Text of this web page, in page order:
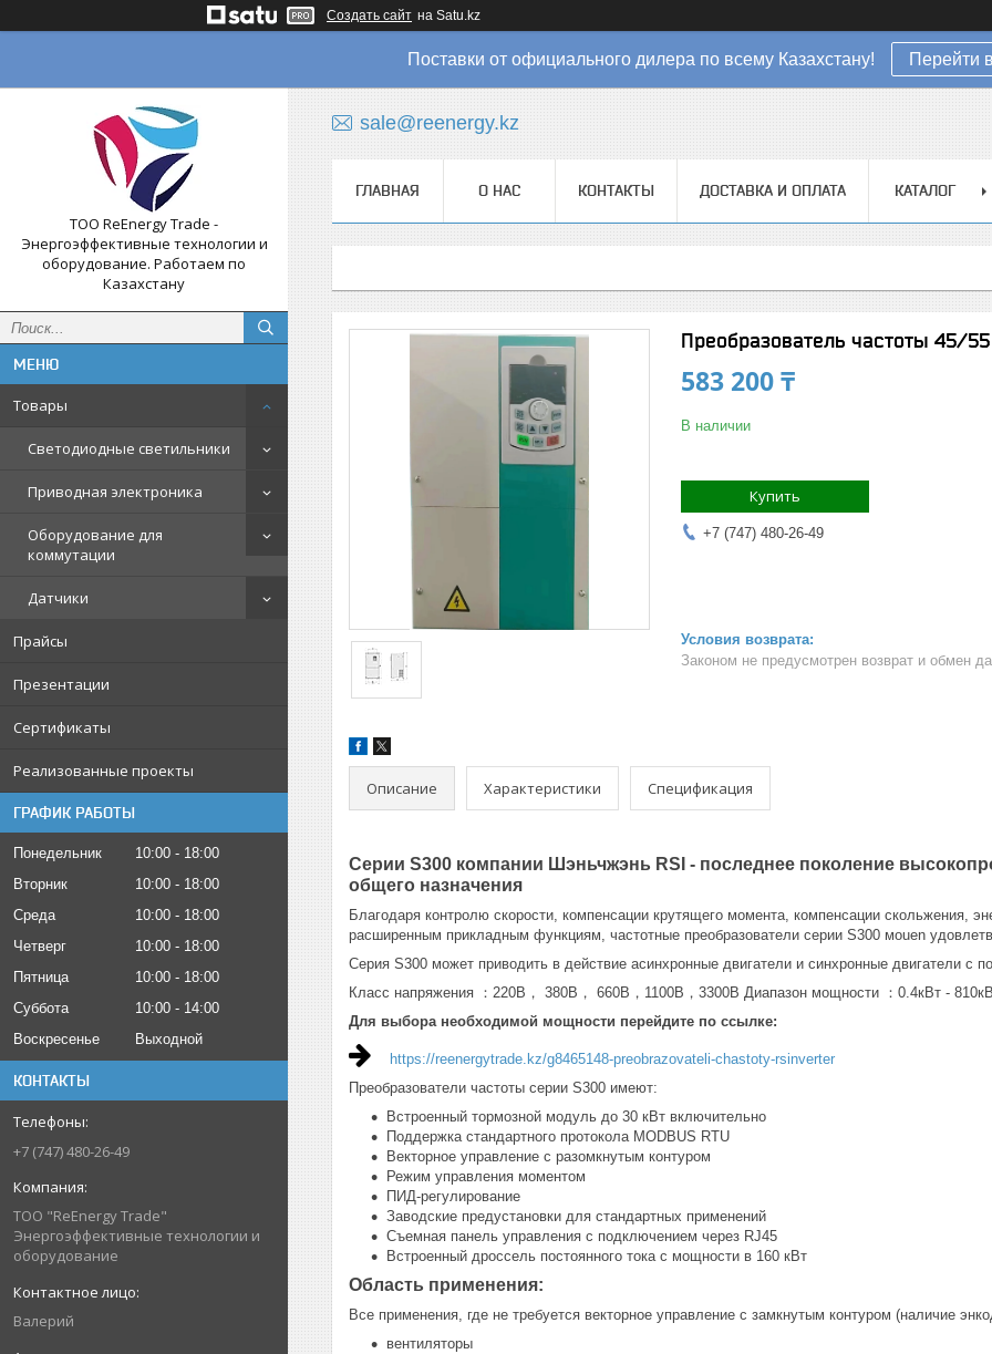
Создать сайт на Satu.kz
Поставки от официального дилера по всему Казахстану! Перейти
ТОО ReEnergy Trade -
Энергоэффективные технологии и
оборудование. Работаем по
Казахстану
Товары
Светодиодные светильники
Приводная электроника
Оборудование для
коммутации
Датчики
Прайсы
Презентации
Сертификаты
Реализованные проекты
ГРАФИК РАБОТЫ
Понедельник 10:00
18:00
Вторник
10:00
18:00
Среда
10:00
18:00
Четверг
10:00
18:00
Пятница
10:00
18:00
Суббота
10:00
14:00
Воскресенье
Выходной
КОНТАКТЫ
+7 (747) 480-26-49
ТОО "ReEnergy Trade"
Энергоэффективные технологии и
оборудование
Валерий
sale@reenergy.kz
ГЛАВНАЯ О НАС КОНТАКТЫ ДОСТАВКА И ОПЛАТА КАТАЛОГ
Преобразователь частоты 45/
583 200 ₸
В наличии
Купить
+7 (747) 480-26-49
Законом не предусмотрен возврат и обмен
Описание Характеристики Спецификация
Серии S300 компании Шэньчжэнь RSI - последнее поколение
общего назначения
Благодаря контролю скорости, компенсации крутящего момента, компенсации скольжения,
расширенным прикладным функциям, частотные преобразователи серии S300 моuen
Серия S300 может приводить в действие асинхронные двигатели и синхронные двигатели с
Класс напряжения ：220В， 380В， 660В，1100В，3300В Диапазон мощности ：0.4кВт -
Для выбора необходимой мощности перейдите по ссылке:
https://reenergytrade.kz/g8465148-preobrazovateli-chastoty-rsinverter
Преобразователи частоты серии S300 имеют:
Встроенный тормозной модуль до 30 кВт включительно
Поддержка стандартного протокола MODBUS RTU
Векторное управление с разомкнутым контуром
Режим управления моментом
ПИД-регулирование
Заводские предустановки для стандартных применений
Съемная панель управления с подключением через RJ45
Встроенный дроссель постоянного тока с мощности в 160 кВт
Область применения:
Все применения, где не требуется векторное управление с замкнутым контуром (наличие
вентиляторы